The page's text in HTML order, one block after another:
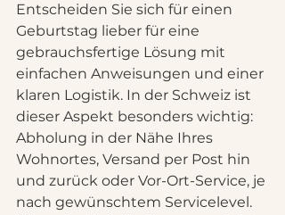
Entscheiden Sie sich für einen
Geburtstag lieber für eine
gebrauchsfertige Lösung mit
einfachen Anweisungen und einer
klaren Logistik. In der Schweiz ist
dieser Aspekt besonders wichtig:
Abholung in der Nähe Ihres
Wohnortes, Versand per Post hin
und zurück oder Vor-Ort-Service, je
nach gewünschtem Servicelevel.